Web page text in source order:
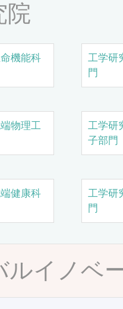
院
機能科
工学研
門
物理工
工学研
子部門
健康科
工学研
門
ルイノベ